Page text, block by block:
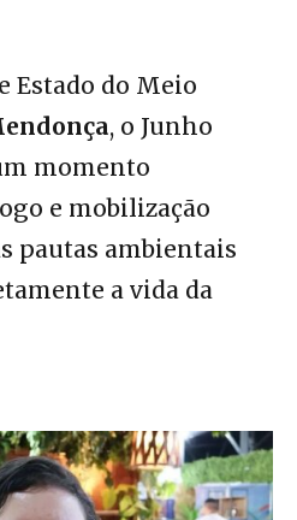
Estado do Meio
, o Junho
momento
e mobilização
pautas ambientais
a vida da